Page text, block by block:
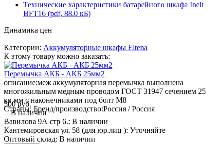
Технические характеристики батарейного шкафа Inelt
BFT16 (pdf, 88.0 кБ)
Динамика цен
Категории: Аккумуляторные шкафы Eltena
К этому товару можно заказать:
Перемычка АКБ - АКБ 25мм2
описание:меж аккумуляторная перемычка выполнена
многожильным медным проводом ГОСТ 31947 сечением 25
кв.мм с наконечниками под болт М8
Страны: Бренд/производство:Россия / Россия
500 руб.
В наличии
Вавилова 9А стр 6.: В наличии
Кантемировская ул. 58 (для юр.лиц ): Уточняйте
Оптовый склад: В наличии